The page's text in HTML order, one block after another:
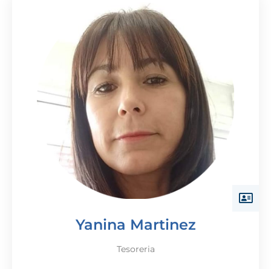
Yanina Martinez
Tesoreria